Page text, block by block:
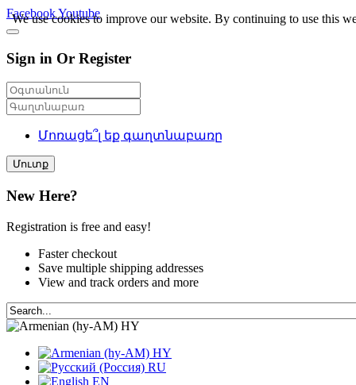
FacebookYoutube
Sign in Or Register
Մոռացե՞լ եք գաղտնաբառը
Մուտք
New Here?
Registration is free and easy!
Faster checkout
Save multiple shipping addresses
View and track orders and more
HY
HY
RU
EN
We use cookies to improve our website. By continuing to use this